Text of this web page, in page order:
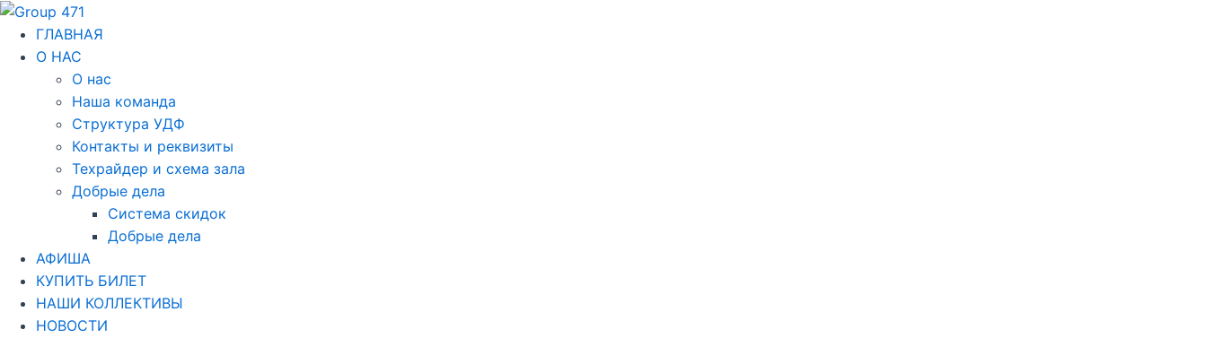
Перейти
содержимому
ГЛАВНАЯ
О НАС
О нас
Наша команда
Структура УДФ
Контакты и реквизиты
Техрайдер и схема зала
Добрые дела
Система скидок
Добрые дела
АФИША
КУПИТЬ БИЛЕТ
НАШИ КОЛЛЕКТИВЫ
НОВОСТИ
Навигация
записям